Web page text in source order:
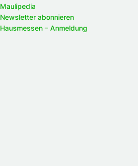
Maulipedia
Newsletter abonnieren
Hausmessen – Anmeldung